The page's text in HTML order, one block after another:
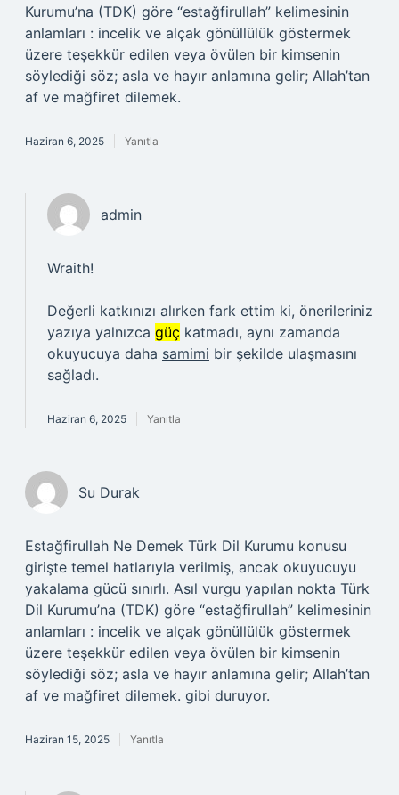
Kurumu’na (TDK) göre “estağfirullah” kelimesinin
anlamları : incelik ve alçak gönüllülük göstermek
üzere teşekkür edilen veya övülen bir kimsenin
söylediği söz; asla ve hayır anlamına gelir; Allah’tan
af ve mağfiret dilemek.
Haziran 6, 2025 Yanıtla
admin
Wraith!
Değerli katkınızı alırken fark ettim ki, önerileriniz
yazıya yalnızca güç katmadı, aynı zamanda
okuyucuya daha samimi bir şekilde ulaşmasını
sağladı.
Haziran 6, 2025 Yanıtla
Su Durak
Estağfirullah Ne Demek Türk Dil Kurumu konusu
girişte temel hatlarıyla verilmiş, ancak okuyucuyu
yakalama gücü sınırlı. Asıl vurgu yapılan nokta Türk
Dil Kurumu’na (TDK) göre “estağfirullah” kelimesinin
anlamları : incelik ve alçak gönüllülük göstermek
üzere teşekkür edilen veya övülen bir kimsenin
söylediği söz; asla ve hayır anlamına gelir; Allah’tan
af ve mağfiret dilemek. gibi duruyor.
Haziran 15, 2025 Yanıtla